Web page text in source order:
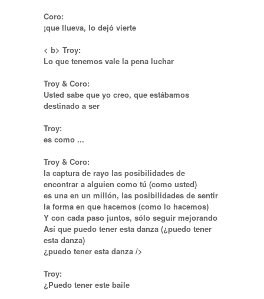
Coro:
¡que llueva, lo dejó vierte
< b> Troy:
Lo que tenemos vale la pena luchar
Troy & Coro:
Usted sabe que yo creo, que estábamos
destinado a ser
Troy:
es como ...
Troy & Coro:
la captura de rayo las posibilidades de
encontrar a alguien como tú (como usted)
es una en un millón, las posibilidades de sentir
la forma en que hacemos (como lo hacemos)
Y con cada paso juntos, sólo seguir mejorando
Así que puedo tener esta danza (¿puedo tener
esta danza)
¿puedo tener esta danza />
Troy:
¿Puedo tener este baile